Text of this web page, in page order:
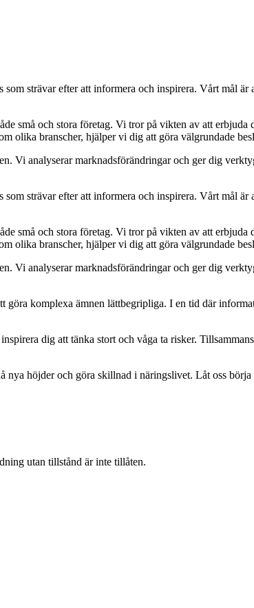
strävar efter att informera och inspirera. Vårt mål är
små och stora företag. Vi tror på vikten av att erbjuda
olika branscher, hjälper vi dig att göra välgrundade
Vi analyserar marknadsförändringar och ger dig
strävar efter att informera och inspirera. Vårt mål är
små och stora företag. Vi tror på vikten av att erbjuda
olika branscher, hjälper vi dig att göra välgrundade
Vi analyserar marknadsförändringar och ger dig
komplexa ämnen lättbegripliga. I en tid där
dig att tänka stort och våga ta risker.
höjder och göra skillnad i näringslivet. Låt oss börja
utan tillstånd är inte tillåten.